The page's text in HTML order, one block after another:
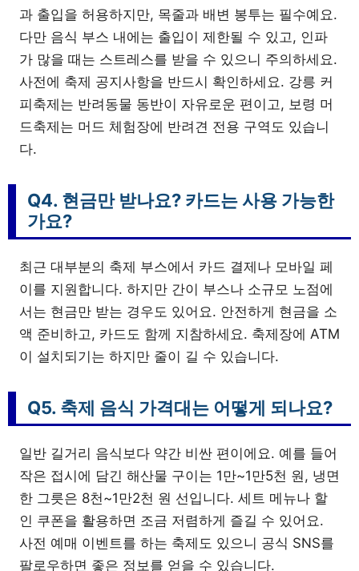
과 출입을 허용하지만, 목줄과 배변 봉투는 필수예요.
다만 음식 부스 내에는 출입이 제한될 수 있고, 인파
가 많을 때는 스트레스를 받을 수 있으니 주의하세요.
사전에 축제 공지사항을 반드시 확인하세요. 강릉 커
피축제는 반려동물 동반이 자유로운 편이고, 보령 머
드축제는 머드 체험장에 반려견 전용 구역도 있습니
다.
Q4. 현금만 받나요? 카드는 사용 가능한
가요?
최근 대부분의 축제 부스에서 카드 결제나 모바일 페
이를 지원합니다. 하지만 간이 부스나 소규모 노점에
서는 현금만 받는 경우도 있어요. 안전하게 현금을 소
액 준비하고, 카드도 함께 지참하세요. 축제장에 ATM
이 설치되기는 하지만 줄이 길 수 있습니다.
Q5. 축제 음식 가격대는 어떻게 되나요?
일반 길거리 음식보다 약간 비싼 편이에요. 예를 들어
작은 접시에 담긴 해산물 구이는 1만~1만5천 원, 냉면
한 그릇은 8천~1만2천 원 선입니다. 세트 메뉴나 할
인 쿠폰을 활용하면 조금 저렴하게 즐길 수 있어요.
사전 예매 이벤트를 하는 축제도 있으니 공식 SNS를
팔로우하면 좋은 정보를 얻을 수 있습니다.